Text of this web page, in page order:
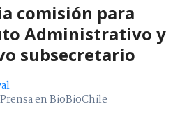
comisión para
Administrativo y
subsecretario
en BioBioChile